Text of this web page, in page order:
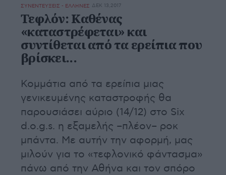
ΣΥΝΕΝΤΕΥΞΕΙΣ - ΕΛΛΗΝΕΣ ΔΕΚ 13,2017
Τεφλόν: Καθένας
«καταστρέφεται» και
συντίθεται από τα ερείπια που
βρίσκει...
Κομμάτια από τα ερείπια μιας
γενικευμένης καταστροφής θα
παρουσιάσει αύριο (14/12) στο Six
d.o.g.s. η εξαμελής –πλέον– ροκ
μπάντα. Με αυτήν την αφορμή, μας
μιλούν για το «τεφλονικό φάντασμα»
πάνω από την Αθήνα και τον σπόρο